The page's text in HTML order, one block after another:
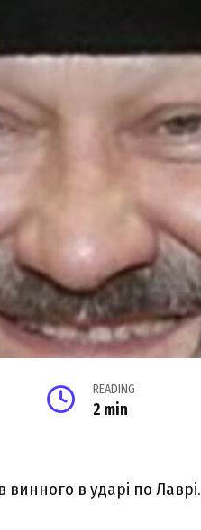
READING
2 min
в ударі по Лаврі.